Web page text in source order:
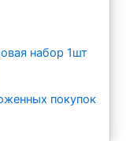
набор 1шт
покупок